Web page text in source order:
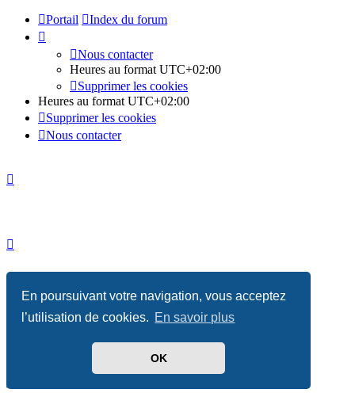
En poursuivant votre navigation, vous acceptez
l’utilisation de cookies. En savoir plus
OK
Portail Index du forum
Nous contacter
Heures au formatUTC+02:00
Supprimer les cookies
Heures au formatUTC+02:00
Supprimer les cookies
Nous contacter
Absolution style byPremium phpBB Styles